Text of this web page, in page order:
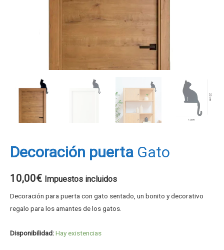
Decoración puerta Gato
10,00€ Impuestos incluidos
Decoración para puerta con gato sentado, un bonito y decorativo
regalo para los amantes de los gatos.
Disponibilidad:Hay existencias